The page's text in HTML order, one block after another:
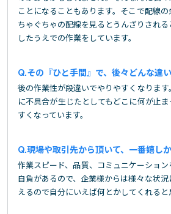
ことになることもあります。そこで配線
ちゃぐちゃの配線を見るとうんざりされ
したうえでの作業をしています。
その『ひと手間』で、後々どんな違
後の作業性が段違いでやりやすくなりま
に不具合が生じたとしてもどこに何が止
すくなっています。
現場や取引先から頂いて、一番嬉し
作業スピード、品質、コミュニケーショ
自負があるので、企業様からは様々な状
えるので自分にいえば何とかしてくれると